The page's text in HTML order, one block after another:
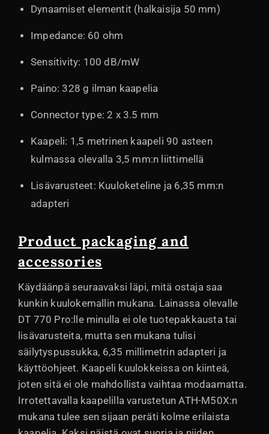
Dynaamiset elementit (halkaisija 50 mm)
Impedance: 60 ohm
Sensitivity: 100 dB/mW
Paino: 328 g ilman kaapelia
Connector type: 2 x 3.5 mm
Kaapeli: 1,5 metrinen kaapeli 90 asteen
kulmassa olevalla 3,5 mm:n liittimellä
Lisävarusteet: Kuuloketeline ja 6,35 mm:n
adapteri
Product packaging and
accessories
Käydäänpä seuraavaksi läpi, mitä ostaja saa
kunkin kuulokemallin mukana. Lainassa olevalle
DT 770 Pro:lle minulla ei ole tuotepakkausta tai
lisävarusteita, mutta sen mukana tulisi
säilytyspussukka, 6,35 millimetrin adapteri ja
käyttöohjeet. Kaapeli kuulokkeissa on kiinteä,
joten sitä ei ole mahdollista vaihtaa modaamatta.
Irrotettavalla kaapelilla varustetun ATH-M50X:n
mukana tulee sen sijaan peräti kolme erilaista